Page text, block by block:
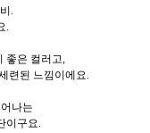
.
.
좋은 컬러고,
련된 느낌이에요.
나는
이구요.